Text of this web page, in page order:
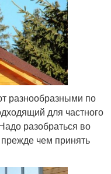
разнообразными по
для частного
разобраться во
чем принять